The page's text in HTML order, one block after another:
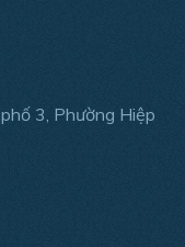
3, Phường Hiệp